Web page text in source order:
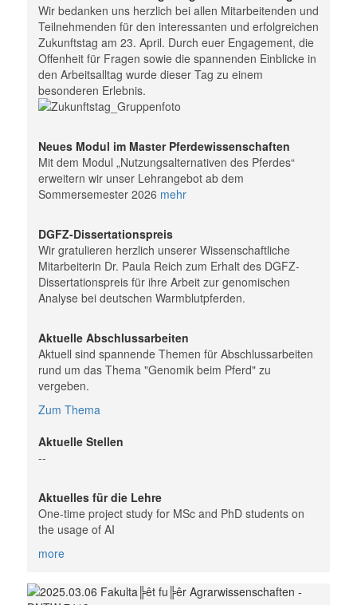
Wir bedanken uns herzlich bei allen Mitarbeitenden und
Teilnehmenden für den interessanten und erfolgreichen
Zukunftstag am 23. April. Durch euer Engagement, die
Offenheit für Fragen sowie die spannenden Einblicke in
den Arbeitsalltag wurde dieser Tag zu einem
besonderen Erlebnis.
Neues Modul im Master Pferdewissenschaften
Mit dem Modul „Nutzungsalternativen des Pferdes“
erweitern wir unser Lehrangebot ab dem
Sommersemester 2026 mehr
DGFZ-Dissertationspreis
Wir gratulieren herzlich unserer Wissenschaftliche
Mitarbeiterin Dr. Paula Reich zum Erhalt des DGFZ-
Dissertationspreis für ihre Arbeit zur genomischen
Analyse bei deutschen Warmblutpferden.
Aktuelle Abschlussarbeiten
Aktuell sind spannende Themen für Abschlussarbeiten
rund um das Thema "Genomik beim Pferd" zu
vergeben.
Zum Thema
Aktuelle Stellen
--
Aktuelles für die Lehre
One-time project study for MSc and PhD students on
the usage of AI
more